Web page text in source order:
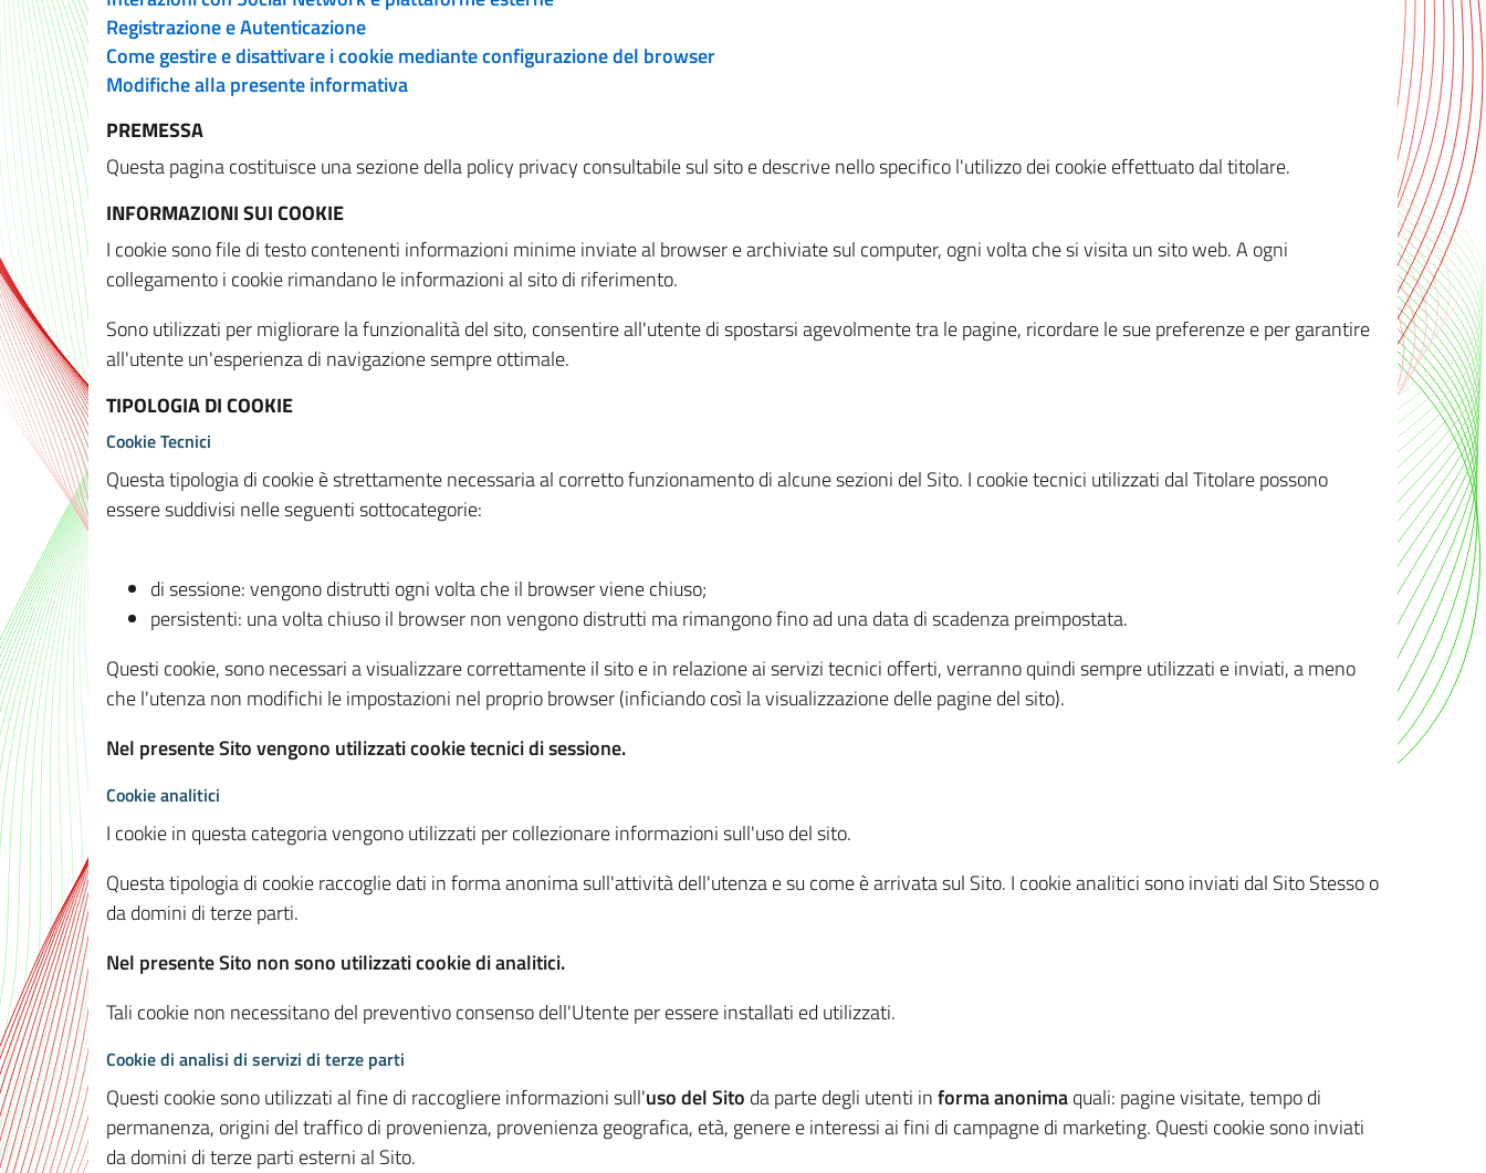
Registrazione e Autenticazione
Come gestire e disattivare i cookie mediante configurazione del browser
Modifiche alla presente informativa
PREMESSA
Questa pagina costituisce una sezione della policy privacy consultabile sul sito e descrive nello specifico l'utilizzo dei cookie effettuato dal titolare.
INFORMAZIONI SUI COOKIE
I cookie sono file di testo contenenti informazioni minime inviate al browser e archiviate sul computer, ogni volta che si visita un sito web. A ogni
collegamento i cookie rimandano le informazioni al sito di riferimento.
Sono utilizzati per migliorare la funzionalità del sito, consentire all'utente di spostarsi agevolmente tra le pagine, ricordare le sue preferenze e per garantire
all'utente un'esperienza di navigazione sempre ottimale.
TIPOLOGIA DI COOKIE
Cookie Tecnici
Questa tipologia di cookie è strettamente necessaria al corretto funzionamento di alcune sezioni del Sito. I cookie tecnici utilizzati dal Titolare possono
essere suddivisi nelle seguenti sottocategorie:
di sessione: vengono distrutti ogni volta che il browser viene chiuso;
persistenti: una volta chiuso il browser non vengono distrutti ma rimangono fino ad una data di scadenza preimpostata.
Questi cookie, sono necessari a visualizzare correttamente il sito e in relazione ai servizi tecnici offerti, verranno quindi sempre utilizzati e inviati, a meno
che l'utenza non modifichi le impostazioni nel proprio browser (inficiando così la visualizzazione delle pagine del sito).
Nel presente Sito vengono utilizzati cookie tecnici di sessione.
Cookie analitici
I cookie in questa categoria vengono utilizzati per collezionare informazioni sull'uso del sito.
Questa tipologia di cookie raccoglie dati in forma anonima sull'attività dell'utenza e su come è arrivata sul Sito. I cookie analitici sono inviati dal Sito Stesso o
da domini di terze parti.
Nel presente Sito non sono utilizzati cookie di analitici.
Tali cookie non necessitano del preventivo consenso dell'Utente per essere installati ed utilizzati.
Cookie di analisi di servizi di terze parti
Questi cookie sono utilizzati al fine di raccogliere informazioni sull'uso del Sito da parte degli utenti informa anonimaquali: pagine visitate, tempo di
permanenza, origini del traffico di provenienza, provenienza geografica, età, genere e interessi ai fini di campagne di marketing. Questi cookie sono inviati
da domini di terze parti esterni al Sito.